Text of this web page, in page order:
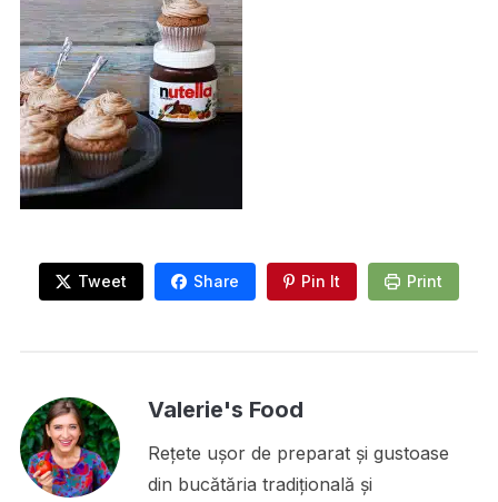
Tweet Share Pin It Print
Valerie's Food
Rețete ușor de preparat și gustoase
din bucătăria tradițională și